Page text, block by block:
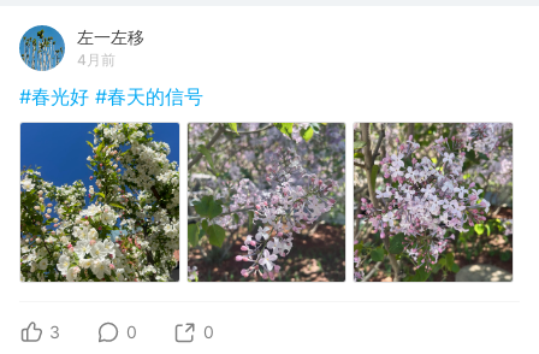
左一左移
4月前
#春光好 #春天的信号
3 0 0